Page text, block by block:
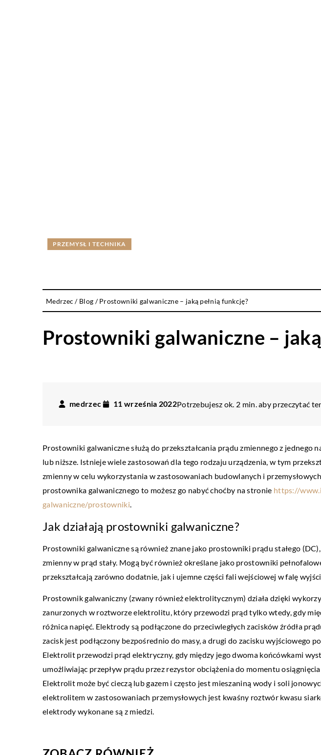
PRZEMYSŁ I TECHNIKA
Medrzec / Blog /Prostowniki galwaniczne – jaką pełnią funkcję?
Prostowniki galwaniczne –
medrzec 11 września 2022Potrzebujesz ok. 2 min. aby przeczytać
Prostowniki galwaniczne służą do przekształcania prądu zmiennego z jednego
lub niższe. Istnieje wiele zastosowań dla tego rodzaju urządzenia, w tym
zmienny w celu wykorzystania w zastosowaniach budowlanych i
prostownika galwanicznego to możesz go nabyć choćby na stronie https://
galwaniczne/prostowniki
Jak działają prostowniki galwaniczne?
Prostowniki galwaniczne są również znane jako prostowniki prądu stałego
zmienny w prąd stały. Mogą być również określane jako prostowniki
przekształcają zarówno dodatnie, jak i ujemne części fali wejściowej w falę
Prostownik galwaniczny (zwany również elektrolitycznym) działa dzięki
zanurzonych w roztworze elektrolitu, który przewodzi prąd tylko wtedy, gdy
różnica napięć. Elektrody są podłączone do przeciwległych zacisków źródła
zacisk jest podłączony bezpośrednio do masy, a drugi do zacisku wyjściowego
Elektrolit przewodzi prąd elektryczny, gdy między jego dwoma końcówkami
umożliwiając przepływ prądu przez rezystor obciążenia do momentu
Elektrolit może być cieczą lub gazem i często jest mieszaniną wody i soli
elektrolitem w zastosowaniach przemysłowych jest kwaśny roztwór kwasu
elektrody wykonane są z miedzi.
LIFESTYLE
11 stycznia 2023
Wynajem samochodów to świetna opcja dla
osób, które chcą wypożyczyć pojazd na
określony czas. Wynajem samochodu jest
świetny dla tych, […]